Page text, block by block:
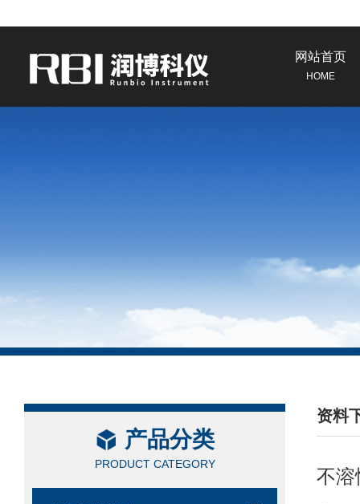
网站首页
HOME
产品分类
PRODUCT CATEGORY
资料
/
不溶